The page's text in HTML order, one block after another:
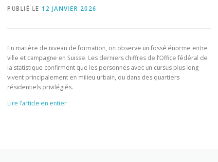
PUBLIÉ LE 12 JANVIER 2026
En matière de niveau de formation, on observe un fossé énorme entre
ville et campagne en Suisse. Les derniers chiffres de l’Office fédéral de
la statistique confirment que les personnes avec un cursus plus long
vivent principalement en milieu urbain, ou dans des quartiers
résidentiels privilégiés.
Lire l’article en entier